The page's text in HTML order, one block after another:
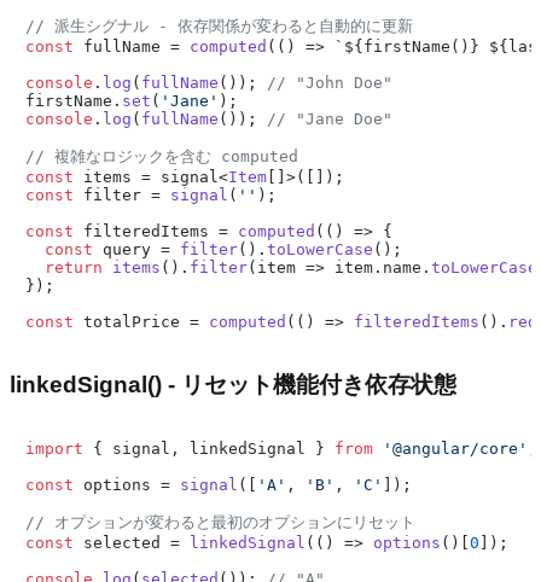
// 派生シグナル - 依存関係が変わると自動的に更新
const fullName = computed ( () => ` ${firstName()}
console . log ( fullName ()); // "John Doe"
firstName. set ( 'Jane'
console . log ( fullName ()); // "Jane Doe"
// 複雑なロジックを含む computed
const items = signal<Item
const filter = signal ( '' );
const filteredItems = computed ( () => {
const query = filter(). toLowerCase ();
return
items (). filter( item => item. name . toLowerCase
});
const totalPrice = computed ( () => filteredItems ().
linkedSignal() - リセット機能付き依存状態
import { signal, linkedSignal } from '@angular/core'
const options = signal ([ 'A' , 'B' , 'C' ]);
// オプションが変わると最初のオプションにリセット
const selected = linkedSignal ( () => options ()[ 0 ]);